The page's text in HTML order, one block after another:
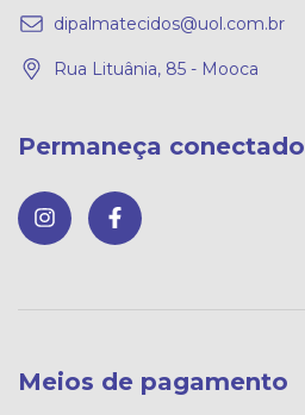
dipalmatecidos@uol.com.br
Rua Lituânia, 85 - Mooca
Permaneça conectado
Meios de pagamento